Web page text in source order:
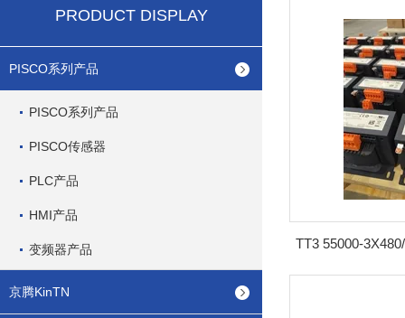
PRODUCT DISPLAY
PISCO系列产品
PISCO系列产品
PISCO传感器
PLC产品
HMI产品
变频器产品
京腾KinTN
TT3 55000-